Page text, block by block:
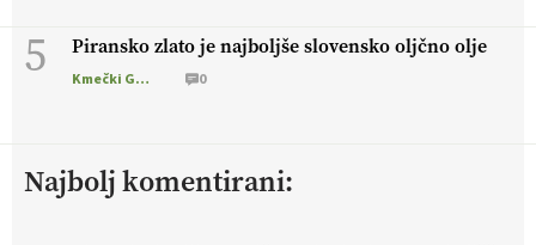
5 Piransko zlato je najboljše slovensko oljčno olje
Kmečki Glas 0
Najbolj komentirani: